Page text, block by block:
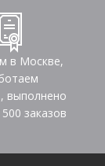
в Москве,
выполнено
500 заказов